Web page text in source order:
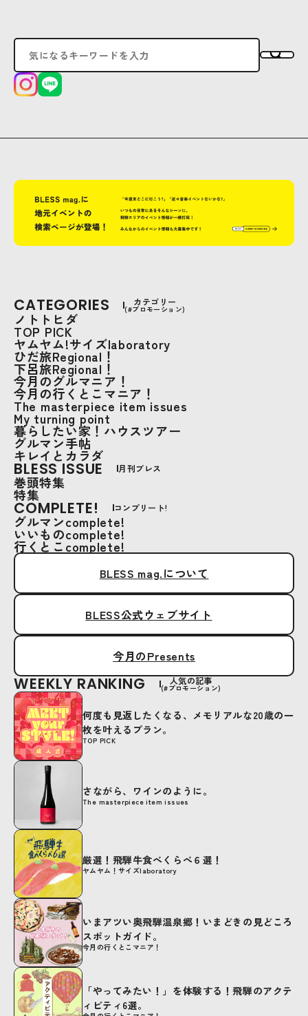
CATEGORIES カテゴリー
(#プロモーション)
ノトトヒダ
TOP PICK
ヤムヤム!サイズlaboratory
ひだ旅Regional！
下呂旅Regional！
今月のグルマニア！
今月の行くとこマニア！
The masterpiece item issues
My turning point
暮らしたい家！ハウスツアー
グルマン手帖
キレイとカラダ
BLESS ISSUE 月刊ブレス
巻頭特集
特集
COMPLETE! コンプリート!
グルマンcomplete!
いいものcomplete!
行くとこcomplete!
BLESS mag.について
BLESS公式ウェブサイト
今月のPresents
WEEKLY RANKING 人気の記事
(#プロモーション)
TOP PICK
何度も見返したくなる、メモリアルな20歳の一
枚を叶えるプラン。
The masterpiece item issues
さながら、ワインのように。
ヤムヤム！サイズlaboratory
厳選！飛騨牛食べくらべ６選！
今月の行くとこマニア！
いまアツい奥飛騨温泉郷！いまどきの見どころ
スポットガイド。
「やってみたい！」を体験する！飛騨のアクテ
ィビティ6選。